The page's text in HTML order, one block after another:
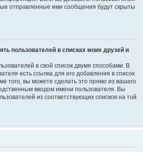
отправленные ими сообщения будут скрыты
пользователей в списках моих друзей и
в свой список двумя способами. В
есть ссылка для его добавления в список
того, вы можете сделать это прямо из вашего
вводом имени пользователя. Вы
из соответствующих списков на той